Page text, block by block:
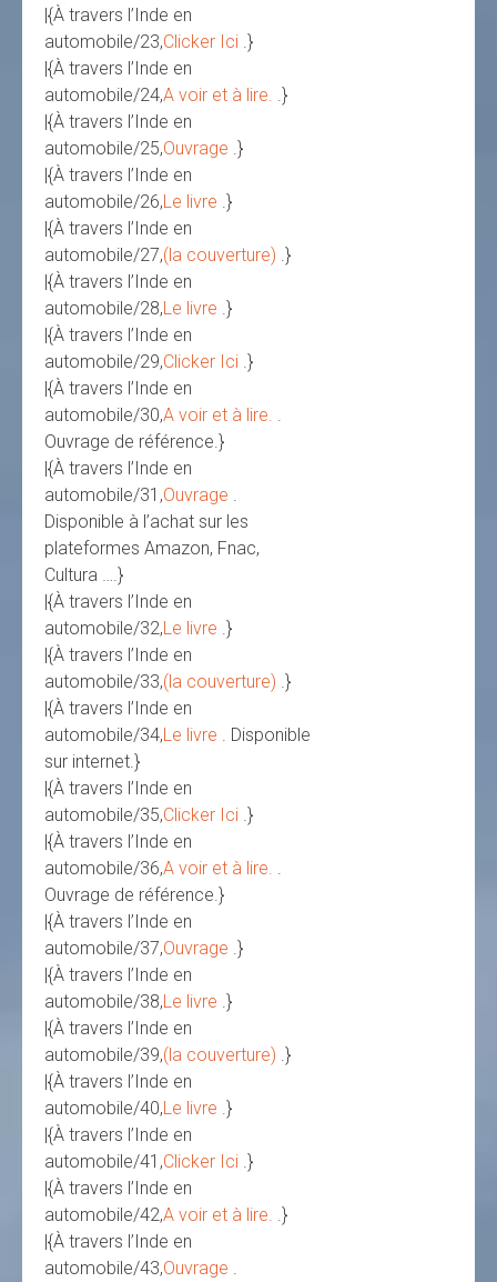
|{À travers l’Inde en
automobile/23,Clicker Ici .}
|{À travers l’Inde en
automobile/24,A voir et à lire.
.}
|{À travers l’Inde en
automobile/25,Ouvrage .}
|{À travers l’Inde en
automobile/26,Le livre .}
|{À travers l’Inde en
automobile/27,(la couverture) .}
|{À travers l’Inde en
automobile/28,Le livre .}
|{À travers l’Inde en
automobile/29,Clicker Ici .}
|{À travers l’Inde en
automobile/30,A voir et à lire.
Ouvrage de référence.}
|{À travers l’Inde en
automobile/31,Ouvrage
Disponible à l’achat sur les
plateformes Amazon, Fnac,
Cultura ….}
|{À travers l’Inde en
automobile/32,Le livre .}
|{À travers l’Inde en
automobile/33,(la couverture) .}
|{À travers l’Inde en
automobile/34,Le livre
. Disponible
sur internet.}
|{À travers l’Inde en
automobile/35,Clicker Ici .}
|{À travers l’Inde en
automobile/36,A voir et à lire.
Ouvrage de référence.}
|{À travers l’Inde en
automobile/37,Ouvrage .}
|{À travers l’Inde en
automobile/38,Le livre .}
|{À travers l’Inde en
automobile/39,(la couverture) .}
|{À travers l’Inde en
automobile/40,Le livre .}
|{À travers l’Inde en
automobile/41,Clicker Ici .}
|{À travers l’Inde en
automobile/42,A voir et à lire.
.}
|{À travers l’Inde en
automobile/43,Ouvrage